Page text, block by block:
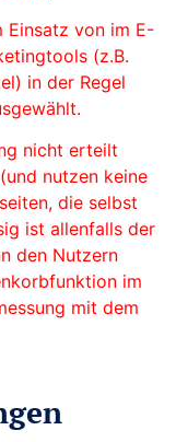
Einsatz von im E-
(z.B.
in der Regel
nicht erteilt
nutzen keine
die selbst
ist allenfalls der
den Nutzern
im
mit dem